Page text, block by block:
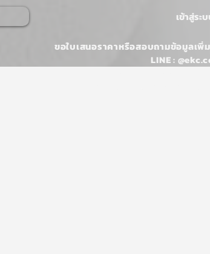
เข้าสู่ระ
ขอใบเสนอราคาหรือสอบถามข้อมูลเพิ่
LINE :